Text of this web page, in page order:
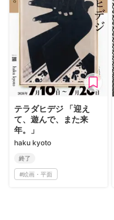
テラダヒデジ 「迎え
て、遊んで、また来
年。」
haku kyoto
終了
#絵画・平面